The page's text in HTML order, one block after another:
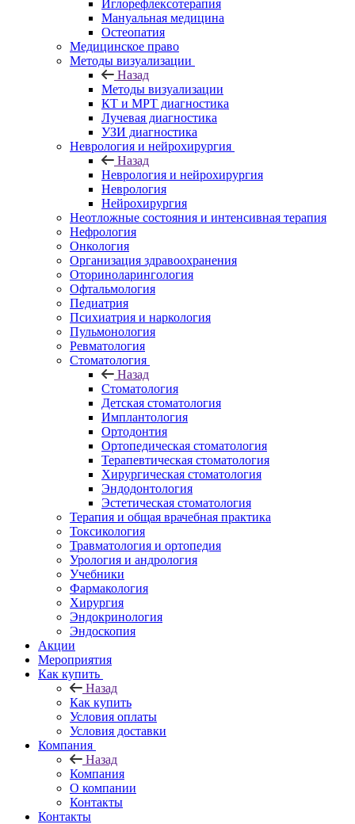
Иглорефлексотерапия
Мануальная медицина
Остеопатия
Медицинское право
Методы визуализации
Назад
Методы визуализации
КТ и МРТ диагностика
Лучевая диагностика
УЗИ диагностика
Неврология и нейрохирургия
Назад
Неврология и нейрохирургия
Неврология
Нейрохирургия
Неотложные состояния и интенсивная терапия
Нефрология
Онкология
Организация здравоохранения
Оториноларингология
Офтальмология
Педиатрия
Психиатрия и наркология
Пульмонология
Ревматология
Стоматология
Назад
Стоматология
Детская стоматология
Имплантология
Ортодонтия
Ортопедическая стоматология
Терапевтическая стоматология
Хирургическая стоматология
Эндодонтология
Эстетическая стоматология
Терапия и общая врачебная практика
Токсикология
Травматология и ортопедия
Урология и андрология
Учебники
Фармакология
Хирургия
Эндокринология
Эндоскопия
Акции
Мероприятия
Как купить
Назад
Как купить
Условия оплаты
Условия доставки
Компания
Назад
Компания
О компании
Контакты
Контакты